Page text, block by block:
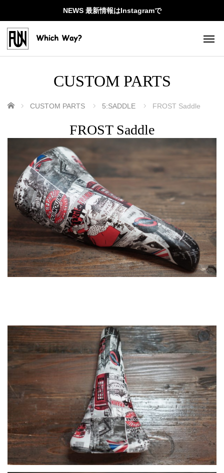
NEWS 最新情報はInstagramで
CUSTOM PARTS
ホーム CUSTOM PARTS 5:SADDLE FROST Saddle
FROST Saddle